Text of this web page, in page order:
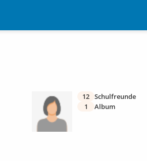
12 Schulfreunde
1
Album